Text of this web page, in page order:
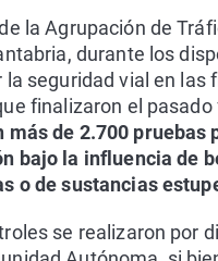
la Agrupación de
durante los
seguridad vial en las
finalizaron el pasado
más de 2.700 pruebas
bajo la influencia de
o de sustancias
se realizaron por